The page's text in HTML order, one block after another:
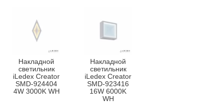
Накладной
светильник
iLedex Creator
SMD-924404
4W 3000K WH
Накладной
светильник
iLedex Creator
SMD-923416
16W 6000K
WH